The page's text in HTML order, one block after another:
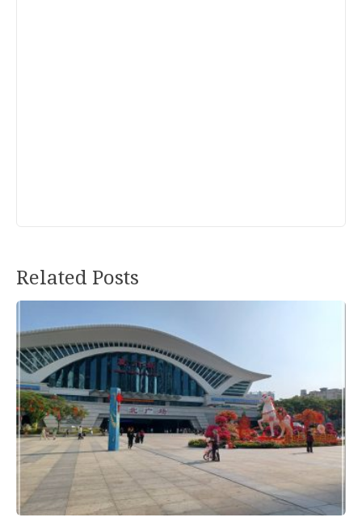
Related Posts